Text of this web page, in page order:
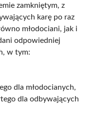
zamkniętym, z
karę po raz
młodociani, jak i
odpowiedniej
w tym:
dla młodocianych,
dla odbywających